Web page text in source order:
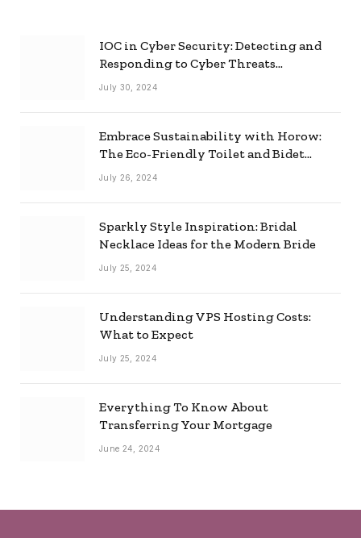
IOC in Cyber Security: Detecting and
Responding to Cyber Threats
Effectively
July 30, 2024
Embrace Sustainability with Horow:
The Eco-Friendly Toilet and Bidet
Combo
July 26, 2024
Sparkly Style Inspiration: Bridal
Necklace Ideas for the Modern Bride
July 25, 2024
Understanding VPS Hosting Costs:
What to Expect
July 25, 2024
Everything To Know About
Transferring Your Mortgage
June 24, 2024